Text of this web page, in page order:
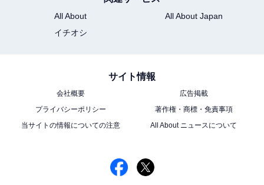
All About
All About Japan
イチオシ
サイト情報
会社概要
広告掲載
プライバシーポリシー
著作権・商標・免責事項
当サイトの情報についての注意
All About ニュースについて